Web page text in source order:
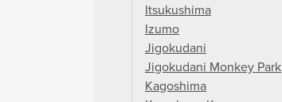
Itsukushima
Izumo
Jigokudani
Jigokudani Monkey Park
Kagoshima